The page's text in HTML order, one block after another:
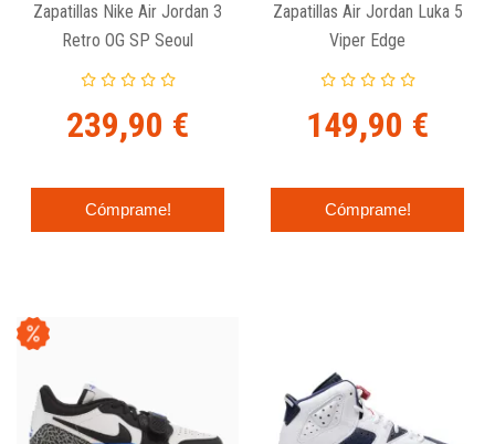
Zapatillas Nike Air Jordan 3
Retro OG SP Seoul
239,90 €
Cómprame!
Zapatillas Air Jordan Luka 5
Viper Edge
149,90 €
Cómprame!